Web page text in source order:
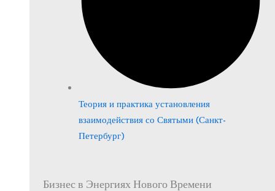
Теория и практика установления
взаимодействия со Святыми (Санкт-
Петербург)
Бизнес в Энергиях Нового Времени